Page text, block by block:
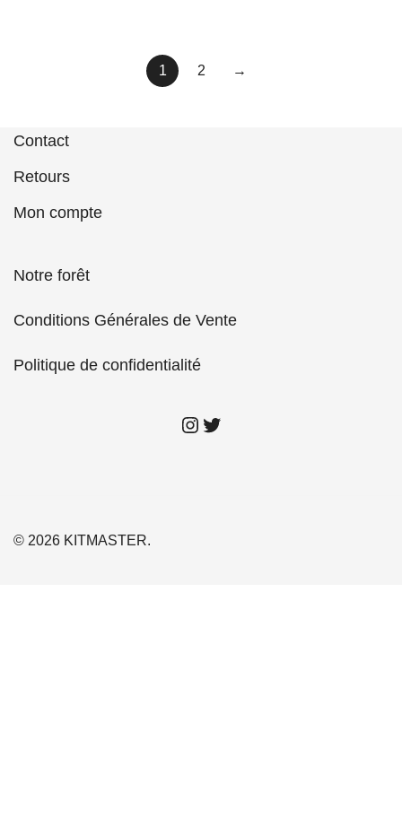
1 2 →
Contact
Retours
Mon compte
Notre forêt
Conditions Générales de Vente
Politique de confidentialité
insta Kitmaster
twitter Kitmaster
© 2026 KITMASTER.